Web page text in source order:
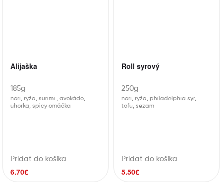
Alijaška
185g
nori, ryža, surimi , avokádo,
uhorka, spicy omáčka
Pridať do košíka
6.70€
Roll syrový
250g
nori, ryža, philadelphia syr,
tofu, sezam
Pridať do košíka
5.50€